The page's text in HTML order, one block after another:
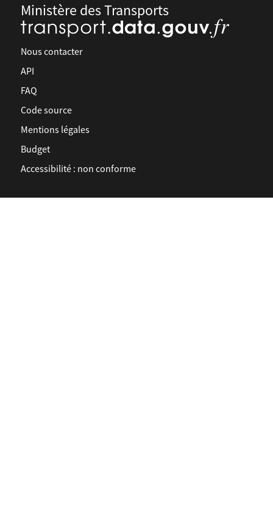
Ministère des Transports
Nous contacter
API
FAQ
Code source
Mentions légales
Budget
Accessibilité : non conforme